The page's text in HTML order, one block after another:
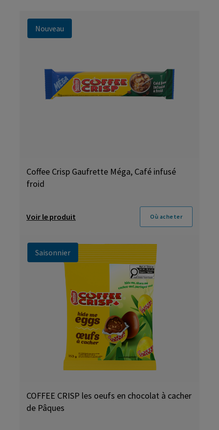
Nouveau
Coffee Crisp Gaufrette Méga, Café infusé
froid
Voir le produit Où acheter
Saisonnier
COFFEE CRISP les oeufs en chocolat à cacher
de Pâques